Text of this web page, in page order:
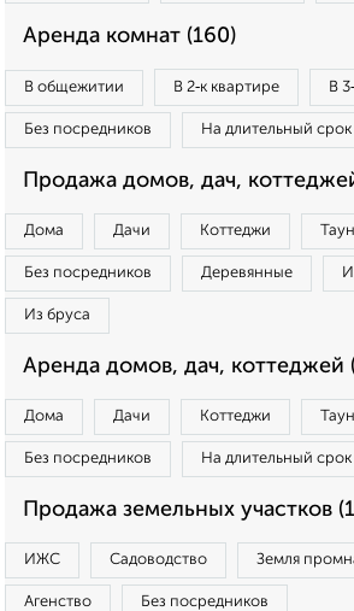
Аренда комнат (160)
В общежитии В 2‑к квартире В
Без посредников На длительный срок
Продажа домов, дач,
Дома Дачи Коттеджи
Без посредников Деревянные
Из бруса
Аренда домов, дач, коттеджей
Дома Дачи Коттеджи
Без посредников На длительный срок
Продажа земельных участков
ИЖС Садоводство Земля
Агенство Без посредников